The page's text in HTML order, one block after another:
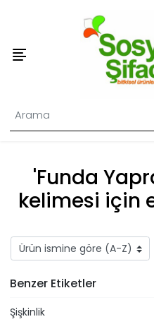
'Funda
kelimesi için
Benzer Etiketler
Şişkinlik